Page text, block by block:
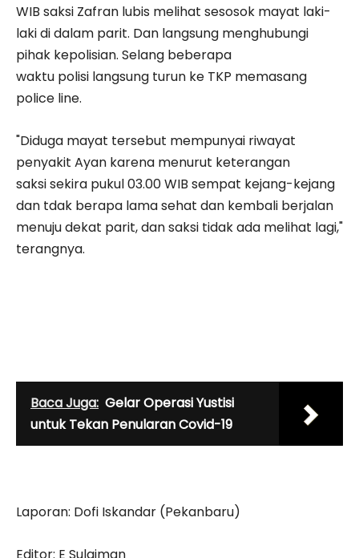
WIB saksi Zafran lubis melihat sesosok mayat laki-
laki di dalam parit. Dan langsung menghubungi
pihak kepolisian. Selang beberapa
waktu polisi langsung turun ke TKP memasang
police line.
"Diduga mayat tersebut mempunyai riwayat
penyakit Ayan karena menurut keterangan
saksi sekira pukul 03.00 WIB sempat kejang-kejang
dan tdak berapa lama sehat dan kembali berjalan
menuju dekat parit, dan saksi tidak ada melihat lagi,"
terangnya.
Baca Juga: Gelar Operasi Yustisi
untuk Tekan Penularan Covid-19
Laporan: Dofi Iskandar (Pekanbaru)
Editor: E Sulaiman